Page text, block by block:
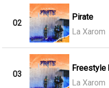
02
Pirate
La Xarom
03
Freestyle
La Xarom